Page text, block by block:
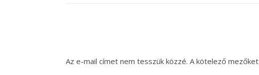
Az e-mail címet nem tesszük közzé. A kötelező mezőket